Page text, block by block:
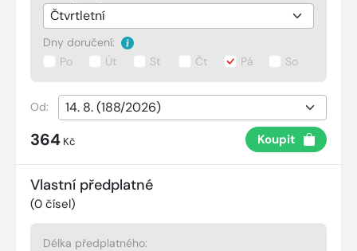
Dny doručení:
Po
Út St Čt Pá So
Od:
364 Kč Koupit
Vlastní předplatné
(0 čísel)
Délka předplatného: